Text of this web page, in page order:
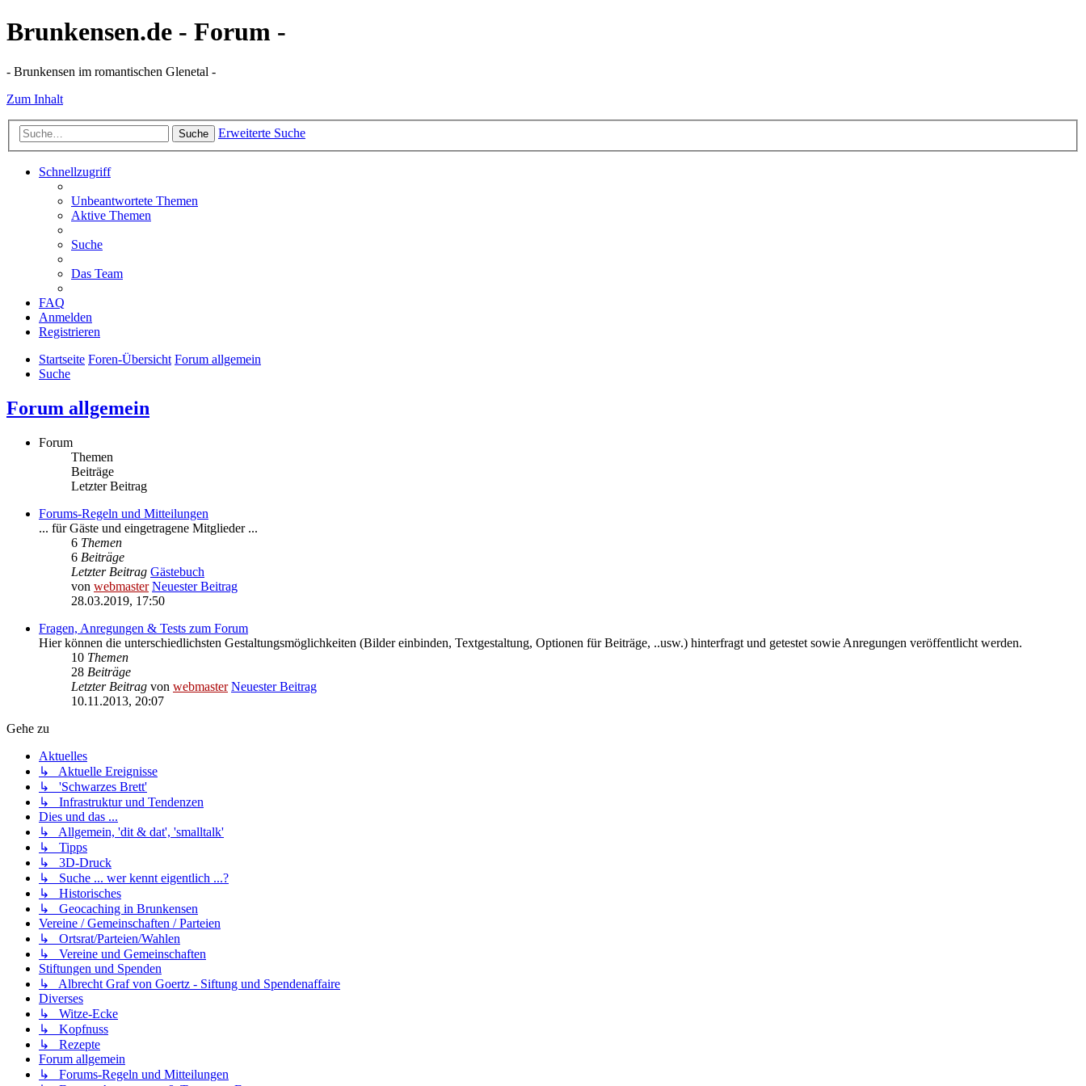
Brunkensen.de - Forum -
- Brunkensen im romantischen Glenetal -
Zum Inhalt
Suche Erweiterte Suche
Schnellzugriff
Unbeantwortete Themen
Aktive Themen
Suche
Das Team
FAQ
Anmelden
Registrieren
Startseite Foren-Übersicht Forum allgemein
Suche
Forum allgemein
Forum
Themen
Beiträge
Letzter Beitrag
Forums-Regeln und Mitteilungen
... für Gäste und eingetragene Mitglieder ...
6 Themen
6 Beiträge
Letzter Beitrag Gästebuch
von webmaster Neuester Beitrag
28.03.2019, 17:50
Fragen, Anregungen & Tests zum Forum
Hier können die unterschiedlichsten Gestaltungsmöglichkeiten (Bilder einbinden, Textgestaltung, Optionen für Beiträge, ..usw.) hinterfragt und getestet sowie Anregungen veröffentlicht werden.
10 Themen
28 Beiträge
Letzter Beitrag von webmaster Neuester Beitrag
10.11.2013, 20:07
Gehe zu
Aktuelles
↳ Aktuelle Ereignisse
↳ 'Schwarzes Brett'
↳ Infrastruktur und Tendenzen
Dies und das ...
↳ Allgemein, 'dit & dat', 'smalltalk'
↳ Tipps
↳ 3D-Druck
↳ Suche ... wer kennt eigentlich ...?
↳ Historisches
↳ Geocaching in Brunkensen
Vereine / Gemeinschaften / Parteien
↳ Ortsrat/Parteien/Wahlen
↳ Vereine und Gemeinschaften
Stiftungen und Spenden
↳ Albrecht Graf von Goertz - Siftung und Spendenaffaire
Diverses
↳ Witze-Ecke
↳ Kopfnuss
↳ Rezepte
Forum allgemein
↳ Forums-Regeln und Mitteilungen